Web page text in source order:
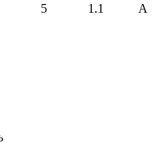
5 1.1 А